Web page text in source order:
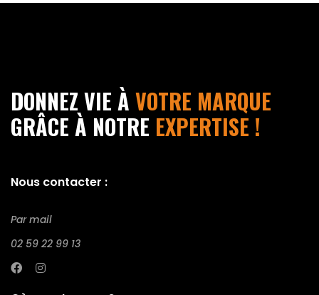
DONNEZ VIE À VOTRE MARQUE
GRÂCE À NOTRE EXPERTISE !
Nous contacter :
Par mail
02 59 22 99 13